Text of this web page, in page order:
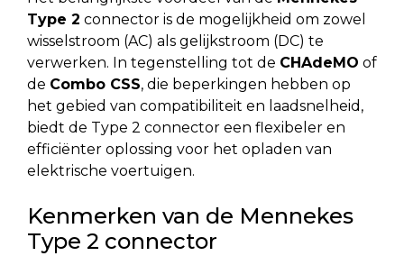
Type 2 connector is de mogelijkheid om zowel
wisselstroom (AC) als gelijkstroom (DC) te
verwerken. In tegenstelling tot de CHAdeMO of
de Combo CSS, die beperkingen hebben op
het gebied van compatibiliteit en laadsnelheid,
biedt de Type 2 connector een flexibeler en
efficiënter oplossing voor het opladen van
elektrische voertuigen.
Kenmerken van de Mennekes
Type 2 connector